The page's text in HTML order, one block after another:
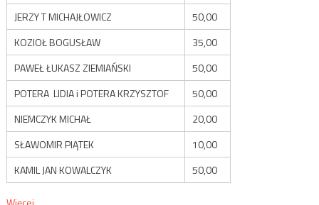
JERZY T MICHAJŁOWICZ
50,00
KOZIOŁ BOGUSŁAW
35,00
PAWEŁ ŁUKASZ ZIEMIAŃSKI
50,00
POTERA LIDIA i POTERA KRZYSZTOF
50,00
NIEMCZYK MICHAŁ
20,00
SŁAWOMIR PIĄTEK
10,00
KAMIL JAN KOWALCZYK
50,00